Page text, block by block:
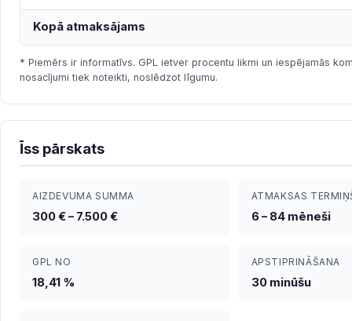
Kopā atmaksājams
* Piemērs ir informatīvs. GPL ietver procentu likmi un iespējamās
nosacījumi tiek noteikti, noslēdzot līgumu.
Īss pārskats
AIZDEVUMA SUMMA
300 € – 7.500 €
ATMAKSAS
6 – 84 mēneši
GPL NO
18,41 %
APSTIPRINĀŠANA
30 minūšu